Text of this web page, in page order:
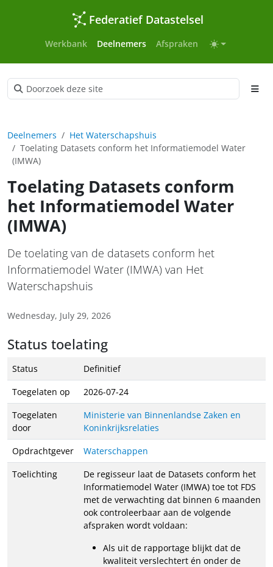
Federatief Datastelsel
Werkbank Deelnemers Afspraken
Deelnemers
Het Waterschapshuis
Toelating Datasets conform het Informatiemodel Water
(IMWA)
Toelating Datasets conform
het Informatiemodel Water
(IMWA)
De toelating van de datasets conform het
Informatiemodel Water (IMWA) van Het
Waterschapshuis
Wednesday, July 29, 2026
Status toelating
Status
Definitief
Toegelaten op
2026-07-24
Toegelaten
door
Ministerie van Binnenlandse Zaken en
Koninkrijksrelaties
Opdrachtgever
Waterschappen
Toelichting
De regisseur laat de Datasets conform het
Informatiemodel Water (IMWA) toe tot FDS
met de verwachting dat binnen 6 maanden
ook controleerbaar aan de volgende
afspraken wordt voldaan:
Als uit de rapportage blijkt dat de
kwaliteit verslechtert én onder de